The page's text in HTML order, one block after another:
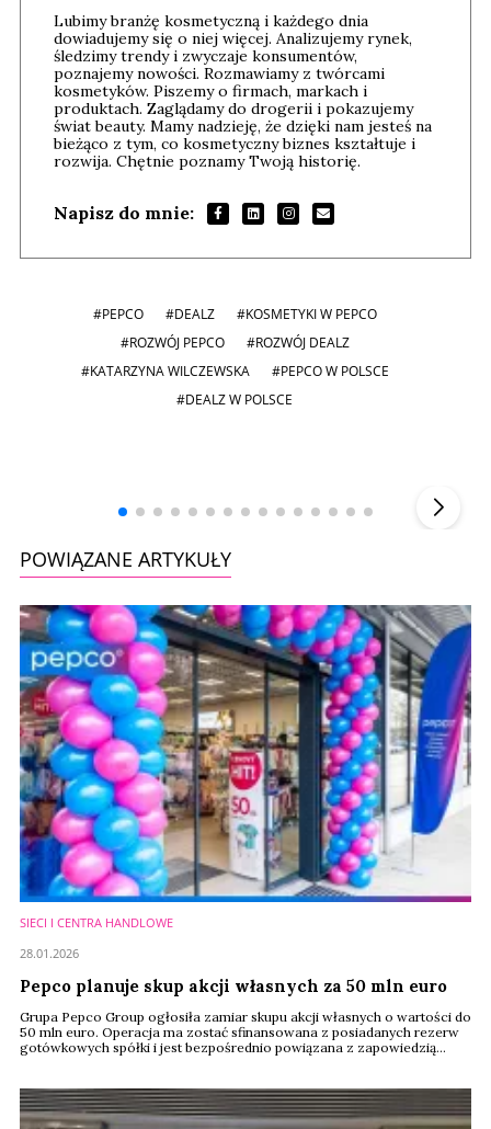
Lubimy branżę kosmetyczną i każdego dnia
dowiadujemy się o niej więcej. Analizujemy rynek,
śledzimy trendy i zwyczaje konsumentów,
poznajemy nowości. Rozmawiamy z twórcami
kosmetyków. Piszemy o firmach, markach i
produktach. Zaglądamy do drogerii i pokazujemy
świat beauty. Mamy nadzieję, że dzięki nam jesteś na
bieżąco z tym, co kosmetyczny biznes kształtuje i
rozwija. Chętnie poznamy Twoją historię.
Napisz do mnie:
#PEPCO #DEALZ
#KOSMETYKI W PEPCO
#ROZWÓJ PEPCO
#ROZWÓJ DEALZ
#KATARZYNA WILCZEWSKA
#PEPCO W POLSCE
#DEALZ W POLSCE
POWIĄZANE ARTYKUŁY
SIECI I CENTRA HANDLOWE
Pepco planuje skup akcji własnych za 50 mln euro
Grupa Pepco Group ogłosiła zamiar skupu akcji własnych o wartości do
50 mln euro. Operacja ma zostać sfinansowana z posiadanych rezerw
gotówkowych spółki i jest bezpośrednio powiązana z zapowiedzią
28.01.2026